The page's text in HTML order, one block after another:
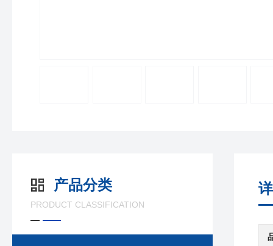
产品分类
PRODUCT CLASSIFICATION